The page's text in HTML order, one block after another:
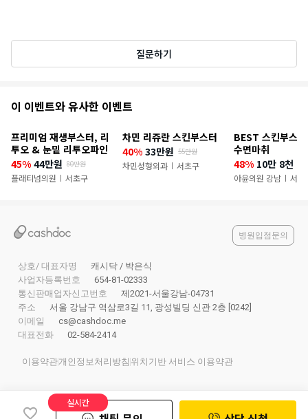
질문하기
추
이
벤
이 이벤트와 유사한 이벤트
프리미엄 재생부스터, 리
투오 & 눈밑 리투오파인
45% 44만원 80만원
플래티넘의원 | 서초구
차민 리쥬란 스킨부스터
40% 33만원 55만원
차민성형외과 | 서초구
BEST 스킨부스
수면마취
48% 10만 8천 9
아윤의원 강남 | 서초
병원입점문의
상호/ 대표자명
캐시닥 / 박은식
사업자등록번호
654-81-02333
통신판매업자신고번호
제2021-서울강남-04731
주소
서울 강남구 역삼로3길 11, 광성빌딩 신관 2층 [0242]
이메일
cs@cashdoc.me
대표전화
02-584-2414
이용약관개인정보처리방침 위치기반 서비스 이용약관
실시간